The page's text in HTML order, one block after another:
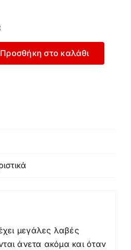
Προσθήκη στο καλάθι
μεγάλες λαβές
άνετα ακόμα και όταν